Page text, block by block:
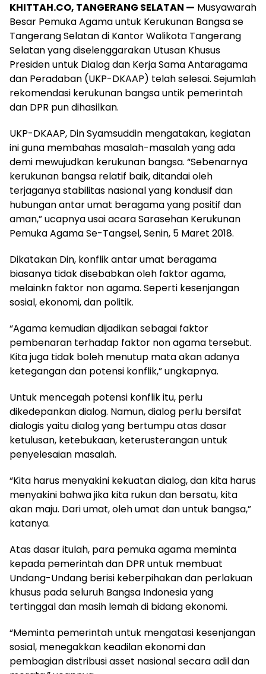
KHITTAH.CO, TANGERANG SELATAN — Musyawarah
Besar Pemuka Agama untuk Kerukunan Bangsa se
Tangerang Selatan di Kantor Walikota Tangerang
Selatan yang diselenggarakan Utusan Khusus
Presiden untuk Dialog dan Kerja Sama Antaragama
dan Peradaban (UKP-DKAAP) telah selesai. Sejumlah
rekomendasi kerukunan bangsa untik pemerintah
dan DPR pun dihasilkan.
UKP-DKAAP, Din Syamsuddin mengatakan, kegiatan
ini guna membahas masalah-masalah yang ada
demi mewujudkan kerukunan bangsa. “Sebenarnya
kerukunan bangsa relatif baik, ditandai oleh
terjaganya stabilitas nasional yang kondusif dan
hubungan antar umat beragama yang positif dan
aman,” ucapnya usai acara Sarasehan Kerukunan
Pemuka Agama Se-Tangsel, Senin, 5 Maret 2018.
Dikatakan Din, konflik antar umat beragama
biasanya tidak disebabkan oleh faktor agama,
melainkn faktor non agama. Seperti kesenjangan
sosial, ekonomi, dan politik.
“Agama kemudian dijadikan sebagai faktor
pembenaran terhadap faktor non agama tersebut.
Kita juga tidak boleh menutup mata akan adanya
ketegangan dan potensi konflik,” ungkapnya.
Untuk mencegah potensi konflik itu, perlu
dikedepankan dialog. Namun, dialog perlu bersifat
dialogis yaitu dialog yang bertumpu atas dasar
ketulusan, ketebukaan, keterusterangan untuk
penyelesaian masalah.
“Kita harus menyakini kekuatan dialog, dan kita harus
menyakini bahwa jika kita rukun dan bersatu, kita
akan maju. Dari umat, oleh umat dan untuk bangsa,”
katanya.
Atas dasar itulah, para pemuka agama meminta
kepada pemerintah dan DPR untuk membuat
Undang-Undang berisi keberpihakan dan perlakuan
khusus pada seluruh Bangsa Indonesia yang
tertinggal dan masih lemah di bidang ekonomi.
“Meminta pemerintah untuk mengatasi kesenjangan
sosial, menegakkan keadilan ekonomi dan
pembagian distribusi asset nasional secara adil dan